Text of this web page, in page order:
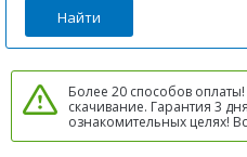
Найти
Более 20 способов
скачивание. Гарантия 3
ознакомительных целях!